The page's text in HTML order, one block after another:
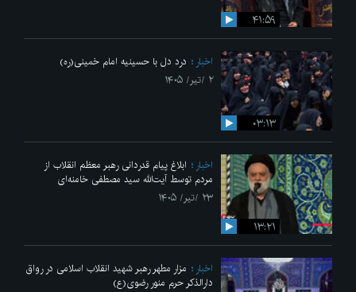
۴۱:۵۹
۰۳:۱۳
اخبار
درد دل با حسینیه امام خمینی(ره)
۲ /تیر/ ۱۴۰۵
۱۳:۲۱
اخبار
ابلاغ پیام قدردانی رهبر معظم انقلاب از
مردم توسط آیت‌الله سید مصطفی خامنه‌ای
۲۳ /تیر/ ۱۴۰۵
اخبار
مزار مطهر رهبر شهید انقلاب اسلامی در رواق
دارالذکر حرم منور رضوی(ع)